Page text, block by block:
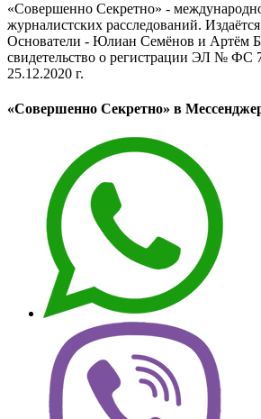
«Совершенно Секретно» -
журналистских расследований.
Основатели - Юлиан Семёнов и Артём
свидетельство о регистрации ЭЛ № ФС
25.12.2020 г.
«Совершенно Секретно» в